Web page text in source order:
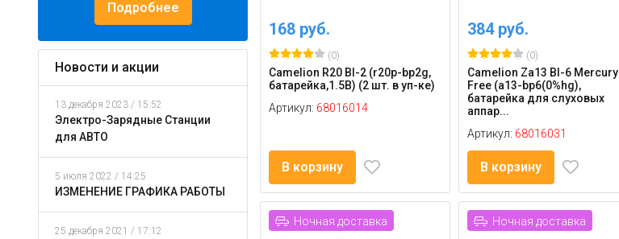
Подробнее
Новости и акции
13 декабря 2023 / 15:52
Электро-Зарядные Станции
для АВТО
5 июля 2022 / 14:25
ИЗМЕНЕНИЕ ГРАФИКА РАБОТЫ
25 декабря 2021 / 17:12
168 руб.
(0)
Camelion R20 Bl-2 (r20p-bp2g,
батарейка,1.5В) (2 шт. в уп-ке)
Артикул: 68016014
В корзину
384 руб.
(0)
Camelion Za13 Bl-6 Mercury
Free (a13-bp6(0%hg),
батарейка для слуховых
аппар...
Артикул: 68016031
В корзину
Ночная доставка Ночная доставка